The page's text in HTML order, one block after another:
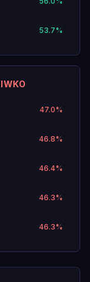
53.7%
47.0%
46.8%
46.4%
46.3%
46.3%